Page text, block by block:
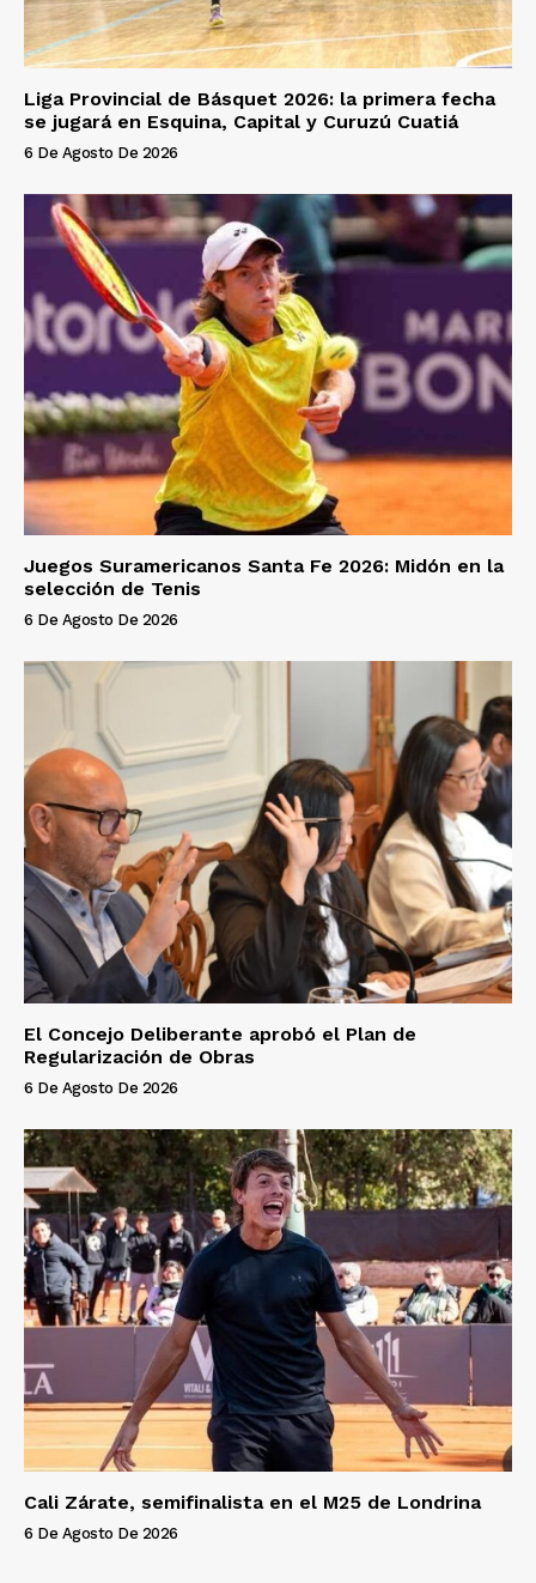
Liga Provincial de Básquet 2026: la primera fecha
se jugará en Esquina, Capital y Curuzú Cuatiá
6 De Agosto De 2026
Juegos Suramericanos Santa Fe 2026: Midón en la
selección de Tenis
6 De Agosto De 2026
El Concejo Deliberante aprobó el Plan de
Regularización de Obras
6 De Agosto De 2026
Cali Zárate, semifinalista en el M25 de Londrina
6 De Agosto De 2026